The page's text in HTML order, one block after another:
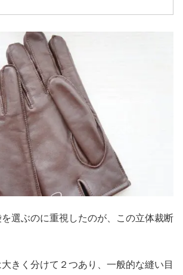
選ぶのに重視したのが、この立体裁断
きく分けて２つあり、一般的な縫い目